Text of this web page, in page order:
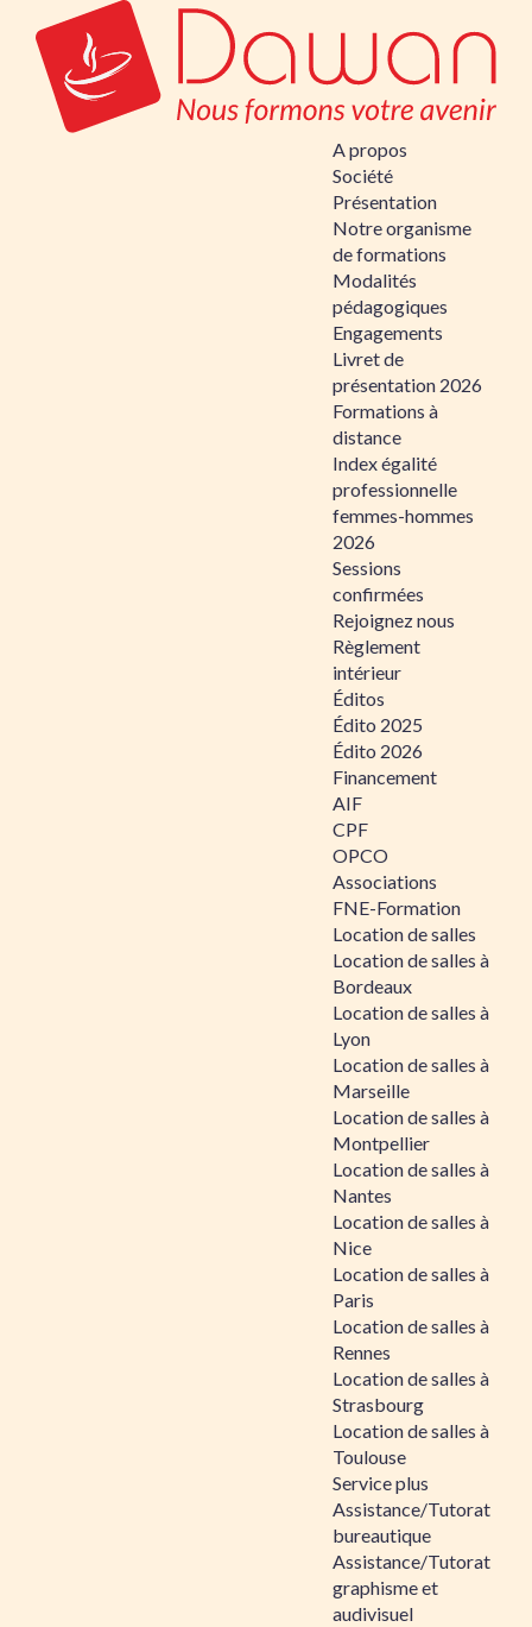
A propos
Société
Présentation
Notre organisme
de formations
Modalités
pédagogiques
Engagements
Livret de
présentation 2026
Formations à
distance
Index égalité
professionnelle
femmes-hommes
2026
Sessions
confirmées
Rejoignez nous
Règlement
intérieur
Éditos
Édito 2025
Édito 2026
Financement
AIF
CPF
OPCO
Associations
FNE-Formation
Location de salles
Location de salles à
Bordeaux
Location de salles à
Lyon
Location de salles à
Marseille
Location de salles à
Montpellier
Location de salles à
Nantes
Location de salles à
Nice
Location de salles à
Paris
Location de salles à
Rennes
Location de salles à
Strasbourg
Location de salles à
Toulouse
Service plus
Assistance/Tutorat
bureautique
Assistance/Tutorat
graphisme et
audivisuel